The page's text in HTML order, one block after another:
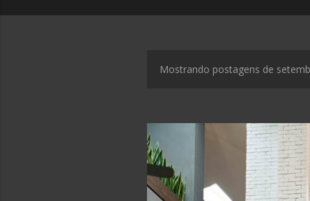
s
t
Mostrando postagens de